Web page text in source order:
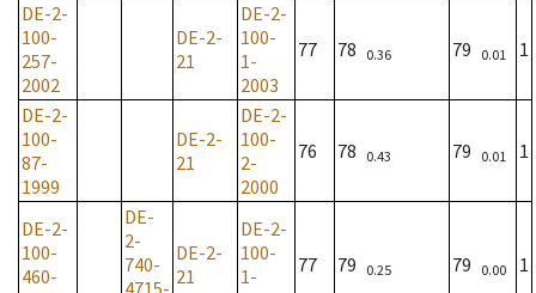
DE-2-
100-
257-
2002
DE-2-
21
DE-2-
100-
1-
2003
77 78 0.36 79 0.01 1
DE-2-
100-
87-
1999
DE-2-
21
DE-2-
100-
2-
2000
76 78 0.43 79 0.01 1
DE-2-
100-
460-
DE-
2-
740-
DE-2-
21
DE-2-
100-
1-
77 79 0.25 79 0.00 1